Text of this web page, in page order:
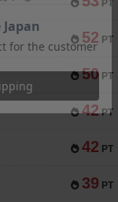
PT
52 PT
50 PT
42 PT
42 PT
39 PT